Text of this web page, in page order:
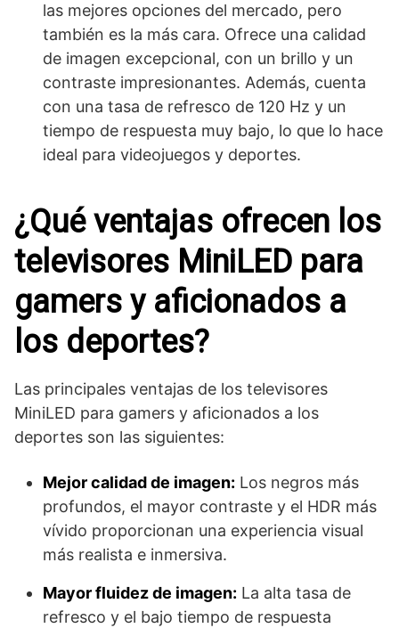
las mejores opciones del mercado, pero
también es la más cara. Ofrece una calidad
de imagen excepcional, con un brillo y un
contraste impresionantes. Además, cuenta
con una tasa de refresco de 120 Hz y un
tiempo de respuesta muy bajo, lo que lo hace
ideal para videojuegos y deportes.
¿Qué ventajas ofrecen los
televisores MiniLED para
gamers y aficionados a
los deportes?
Las principales ventajas de los televisores
MiniLED para gamers y aficionados a los
deportes son las siguientes:
Mejor calidad de imagen: Los negros más
profundos, el mayor contraste y el HDR más
vívido proporcionan una experiencia visual
más realista e inmersiva.
Mayor fluidez de imagen: La alta tasa de
refresco y el bajo tiempo de respuesta